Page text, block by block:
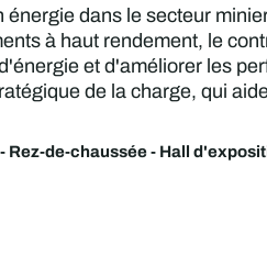
dans le secteur
à haut rendement, le
et d'améliorer les
de la charge, qui
Rez-de-chaussée - Hall